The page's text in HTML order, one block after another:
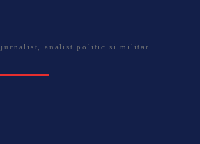
jurnalist, analist politic si militar